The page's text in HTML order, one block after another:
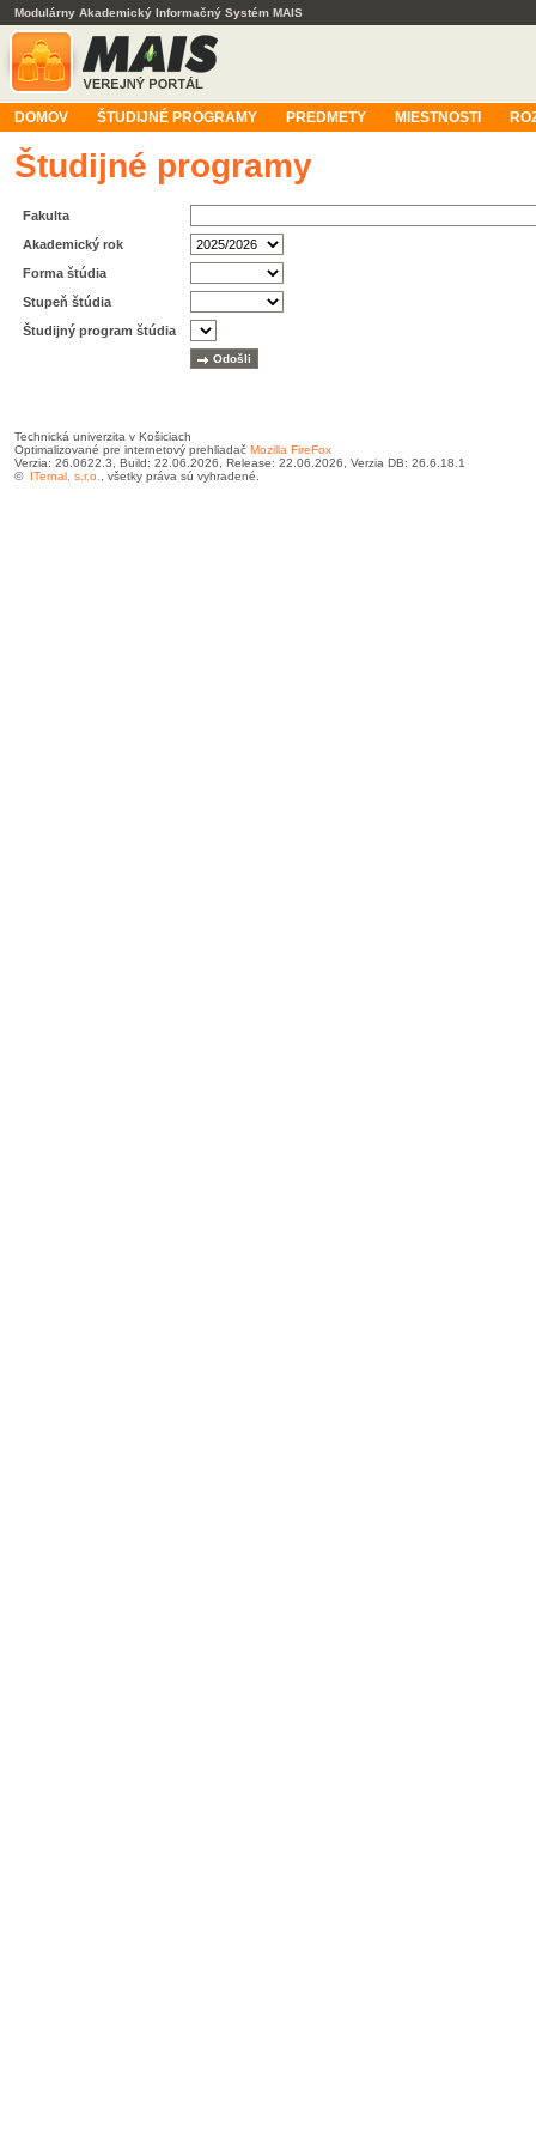
Modulárny Akademický Informačný Systém MAIS
DOMOV ŠTUDIJNÉ PROGRAMY PREDMETY MIESTNOSTI
Študijné programy
Fakulta
Akademický rok
Forma štúdia
Stupeň štúdia
Študijný program štúdia
Technická univerzita v Košiciach
Optimalizované pre internetový prehliadač Mozilla FireFox
Verzia: 26.0622.3, Build: 22.06.2026, Release: 22.06.2026, Verzia DB: 26.6.18.1
© ITernal, s.r.o. , všetky práva sú vyhradené.